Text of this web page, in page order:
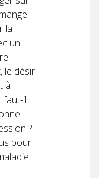
la
un
le désir
à
faut-il
?
pour